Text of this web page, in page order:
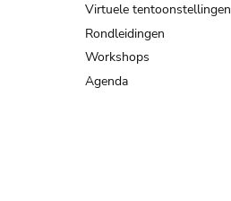
Virtuele tentoonstellingen
Rondleidingen
Workshops
Agenda